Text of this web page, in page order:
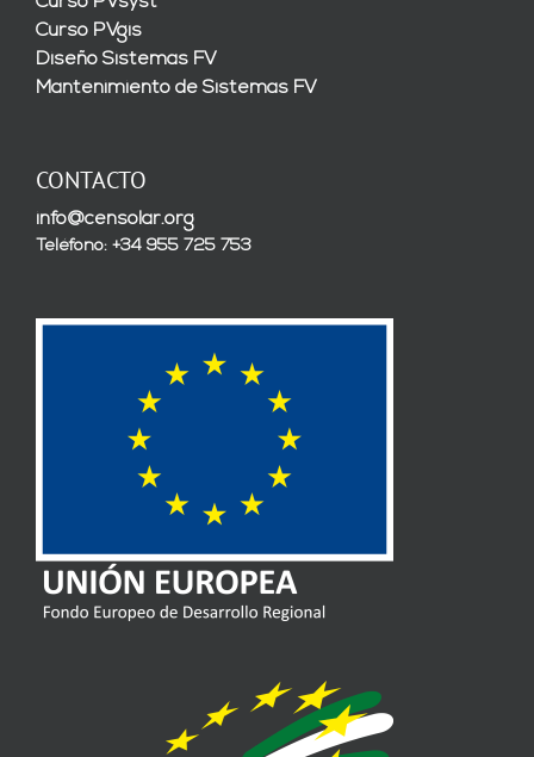
Curso PVgis
Diseño Sistemas FV
Mantenimiento de Sistemas FV
CONTACTO
info@censolar.org
Teléfono: +34 955 725 753